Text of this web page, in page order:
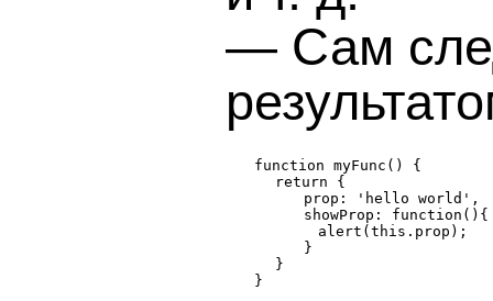
— Сам
return {
prop: 'hello world',
showProp: function(){
alert(this.prop);
}
}